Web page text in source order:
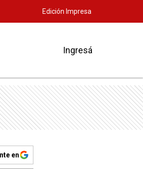
Edición Impresa
Ingresá
en